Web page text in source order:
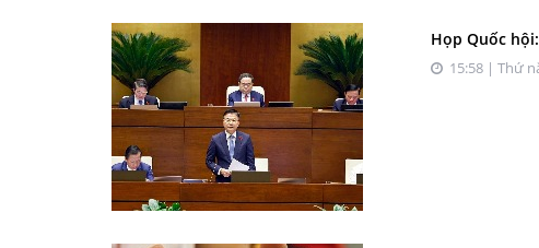
Họp Quốc
15:58 | Thứ